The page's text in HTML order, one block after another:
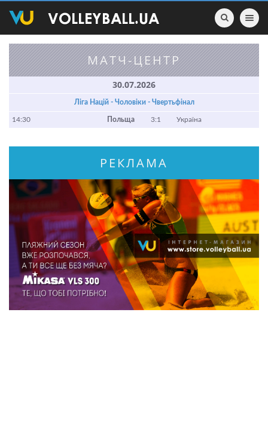
Toggle
МАТЧ-ЦЕНТР
30.07.2026
Ліга Націй - Чоловіки - Чвертьфінал
14:30 Польща 3:1 Україна
РЕКЛАМА